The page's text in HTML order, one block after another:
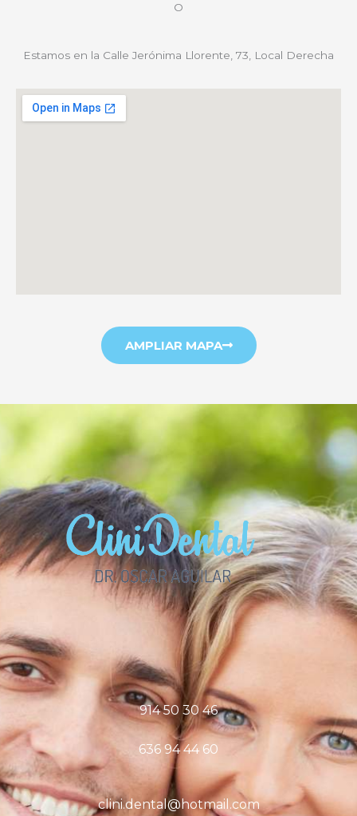
O
Estamos en la Calle Jerónima Llorente, 73, Local Derecha
AMPLIAR MAPA
914 50 30 46
636 94 44 60
clini.dental@hotmail.com